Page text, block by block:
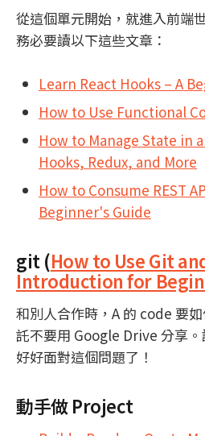
從這個單元開始，就進入前端
務必要讀以下這些文章：
Learn React Hooks – A
How to Use Functional
How to Manage State in
Hooks, Redux, and More
How to Consume REST
Beginner's Guide
git (How to Use Git
Introduction for
和別人合作時，A 的 code 要
託不要用 Google Drive 分享
好好面對這個問題了！
動手做 Project